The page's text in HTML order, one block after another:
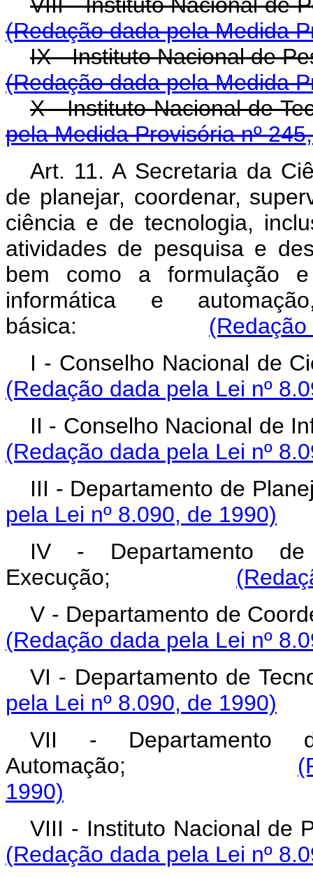
(Redação dada pela Medida
IX - Instituto
(Redação dada pela Medida
X - Instituto
pela Medida Provisória nº
Art. 11. A Secretaria da
de planejar, coordenar,
ciência e de tecnologia,
atividades de pesquisa e
bem como a formulação
informática e
básica:
I - Conselho
(Redação dada pela Lei nº
II - Conselho
(Redação dada pela Lei nº
III - Departamento de
pela Lei nº 8.090, de 1990)
IV - Departamento
Execução;
V - Departamento de
(Redação dada pela Lei nº
VI - Departamento
pela Lei nº 8.090, de 1990)
VII - Departamento
Automação;
1990)
VIII - Instituto
(Redação dada pela Lei nº